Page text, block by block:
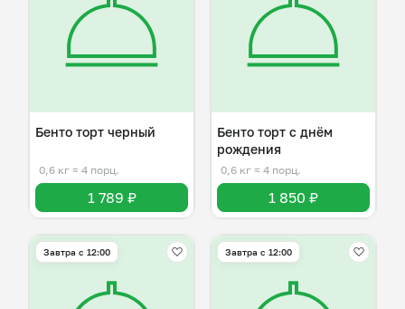
Бенто торт черный
0,6 кг ≈ 4 порц.
1 789 ₽
Бенто торт с днём
рождения
0,6 кг ≈ 4 порц.
1 850 ₽
Завтра c 12:00 Завтра c 12:00